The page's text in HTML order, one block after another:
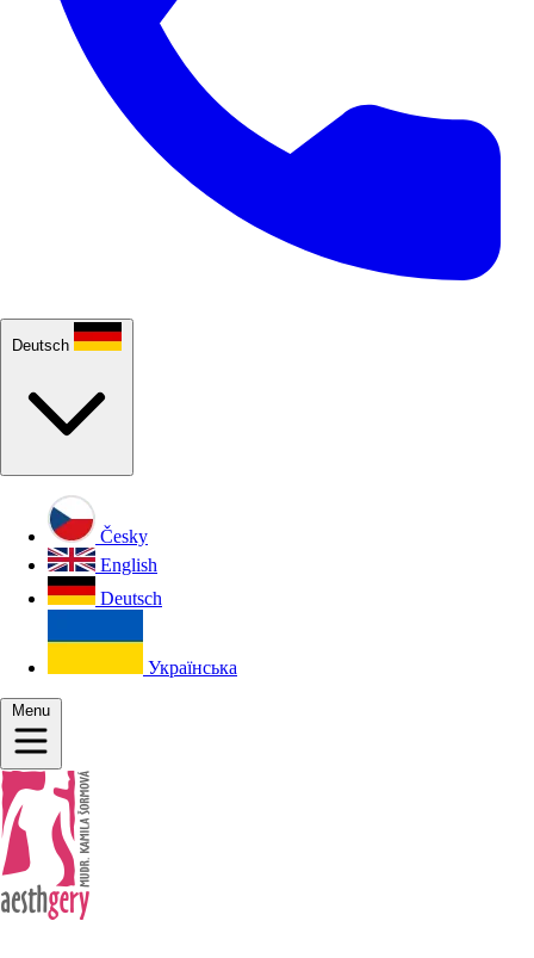
Deutsch
Česky
English
Deutsch
Українська
Menu